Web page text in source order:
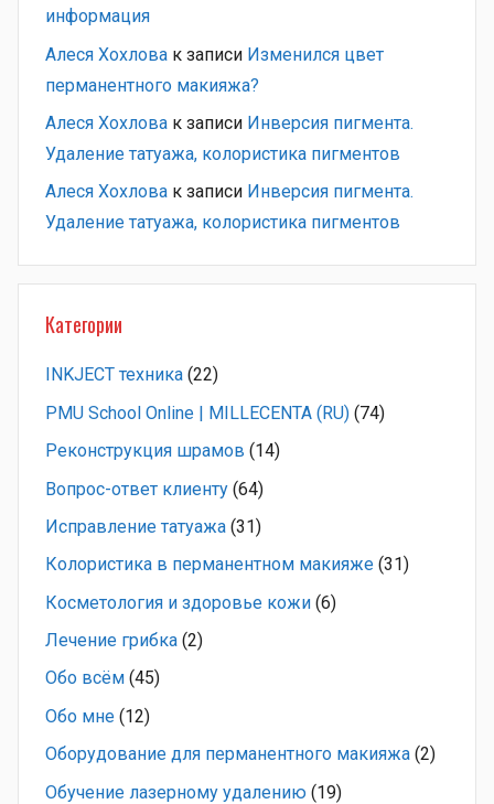
информация
Алеся Хохлова к записи Изменился цвет
перманентного макияжа?
Алеся Хохлова к записи Инверсия пигмента.
Удаление татуажа, колористика пигментов
Алеся Хохлова к записи Инверсия пигмента.
Удаление татуажа, колористика пигментов
Категории
INKJECT техника (22)
PMU School Online | MILLECENTA (RU) (74)
Pеконструкция шрамов (14)
Вопрос-ответ клиенту (64)
Исправление татуажа (31)
Колористика в перманентном макияже (31)
Косметология и здоровье кожи (6)
Лечение грибка (2)
Обо всём (45)
Обо мне (12)
Оборудование для перманентного макияжа (2)
Обучение лазерному удалению (19)